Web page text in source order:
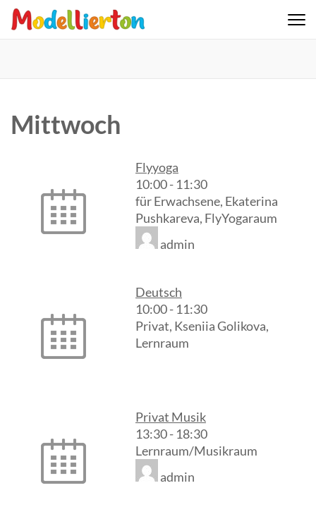
Skip
Mittwoch
Flyyoga
10:00- 11:30
für Erwachsene, Ekaterina
Pushkareva, FlyYogaraum
admin
Deutsch
10:00- 11:30
Privat, Kseniia Golikova,
Lernraum
Privat Musik
13:30- 18:30
Lernraum/Musikraum
admin